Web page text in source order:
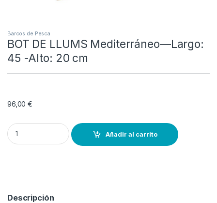
Barcos de Pesca
BOT DE LLUMS Mediterráneo—Largo:
45 -Alto: 20 cm
96,00€
BOT DE LLUMS Mediterráneo---Largo: 45 -Alto: 20 cm quantity
Añadir al carrito
Descripción